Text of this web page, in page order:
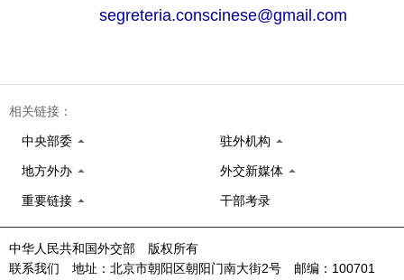
segreteria.conscinese@gmail.com
相关链接：
中央部委 驻外机构
地方外办 外交新媒体
重要链接 干部考录
中华人民共和国外交部 版权所有
联系我们 地址：北京市朝阳区朝阳门南大街2号 邮编：100701